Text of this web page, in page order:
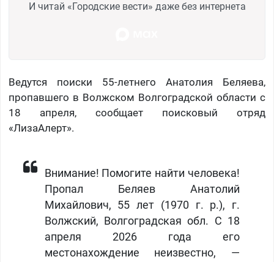
И читай «Городские вести» даже без интернета
Ведутся поиски 55-летнего Анатолия Беляева,
пропавшего в Волжском Волгоградской области с
18 апреля, сообщает поисковый отряд
«ЛизаАлерт».
Внимание! Помогите найти человека!
Пропал Беляев Анатолий
Михайлович, 55 лет (1970 г. р.), г.
Волжский, Волгоградская обл. С 18
апреля 2026 года его
местонахождение неизвестно, —